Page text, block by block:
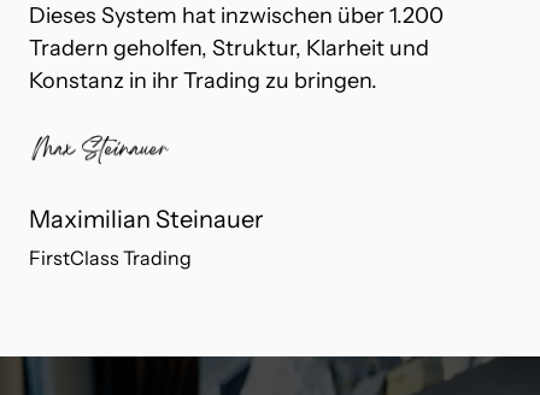
Dieses System hat inzwischen über 1.200
Tradern geholfen, Struktur, Klarheit und
Konstanz in ihr Trading zu bringen.
Maximilian Steinauer
FirstClass Trading